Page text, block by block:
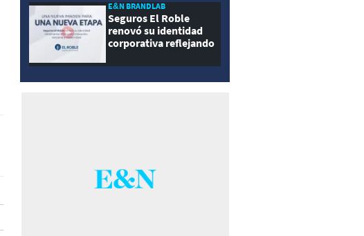
E&N BRANDLAB
Seguros El Roble
renovó su identidad
corporativa reflejando
modernidad